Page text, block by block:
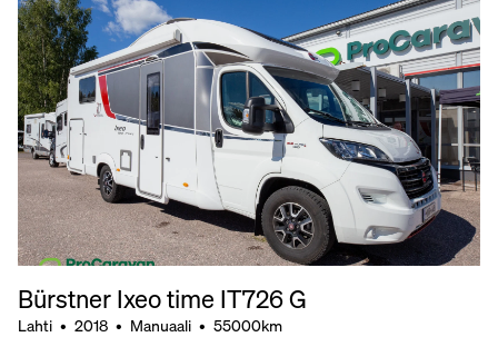
Bürstner Ixeo time IT726 G
Lahti • 2018 • Manuaali • 55000km